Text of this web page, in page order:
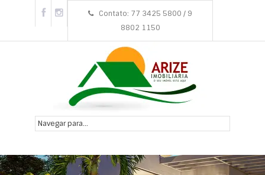
Contato: 77 3425 5800 / 9
8802 1150